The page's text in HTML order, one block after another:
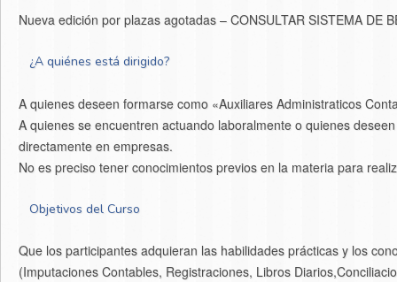
Nueva edición por plazas agotadas – CONSULTAR SISTEMA DE
¿A quiénes está dirigido?
A quienes deseen formarse como «Auxiliares Administraticos
A quienes se encuentren actuando laboralmente o quienes
directamente en empresas.
No es preciso tener conocimientos previos en la materia para
Objetivos del Curso
Que los participantes adquieran las habilidades prácticas y los
(Imputaciones Contables, Registraciones, Libros